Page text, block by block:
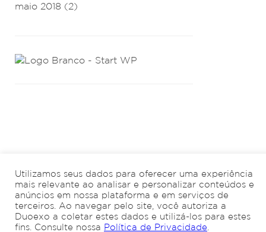
maio 2018 (2)
Utilizamos seus dados para oferecer uma experiência
mais relevante ao analisar e personalizar conteúdos e
anúncios em nossa plataforma e em serviços de
terceiros. Ao navegar pelo site, você autoriza a
Duoexo a coletar estes dados e utilizá-los para estes
fins. Consulte nossa Política de Privacidade